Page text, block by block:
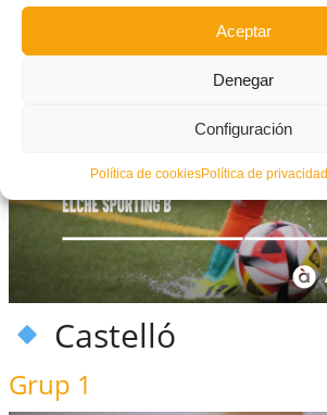
Aceptar
Denegar
Configuración
Política de cookiesPolítica de privacidad
Castelló
Grup 1